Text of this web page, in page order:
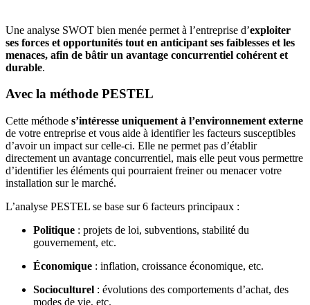
Une analyse SWOT bien menée permet à l’entreprise d’exploiter
ses forces et opportunités tout en anticipant ses faiblesses et les
menaces, afin de bâtir un avantage concurrentiel cohérent et
durable.
Avec la méthode PESTEL
Cette méthode s’intéresse uniquement à l’environnement externe
de votre entreprise et vous aide à identifier les facteurs susceptibles
d’avoir un impact sur celle-ci. Elle ne permet pas d’établir
directement un avantage concurrentiel, mais elle peut vous permettre
d’identifier les éléments qui pourraient freiner ou menacer votre
installation sur le marché.
L’analyse PESTEL se base sur 6 facteurs principaux :
Politique : projets de loi, subventions, stabilité du
gouvernement, etc.
Économique : inflation, croissance économique, etc.
Socioculturel : évolutions des comportements d’achat, des
modes de vie, etc.